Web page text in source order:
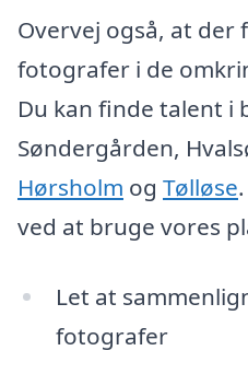
Overvej også, at der
fotografer i de
Du kan finde talent i
Søndergården,
Hørsholm og Tølløse
ved at bruge vores
Let at
fotografer